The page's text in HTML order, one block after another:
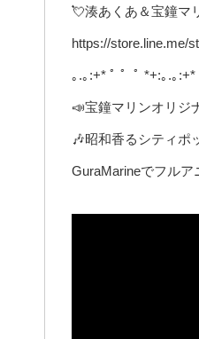
💘湊あくあ＆宝鐘マ
https://store.line.me/
｡.｡:+* ﾟ ゜ﾟ *+:｡.｡
📣宝鐘マリンオリジ
🎶昭和香るシティポ
GuraMarineでフルア